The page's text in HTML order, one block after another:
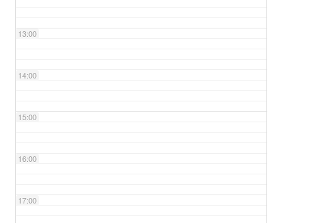
13:00
14:00
15:00
16:00
17:00